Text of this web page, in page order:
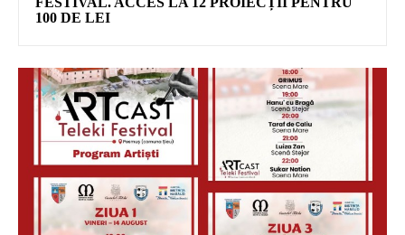
100 DE LEI